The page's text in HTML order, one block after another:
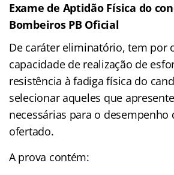
Exame de Aptidão Física do
Bombeiros PB Oficial
De caráter eliminatório, tem por
capacidade de realização de
resistência à fadiga física do
selecionar aqueles que
necessárias para o desempenho
ofertado.
A prova contém: